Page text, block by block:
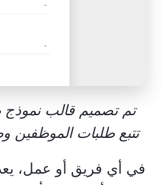
تتبع طلبات الموظفين
في أي فريق أو عمل،